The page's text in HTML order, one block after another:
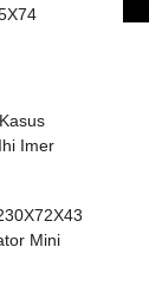
Imer
Mini